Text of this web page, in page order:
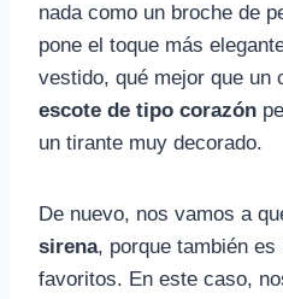
nada como un broche de
pone el toque más
vestido, qué mejor que un
escote de tipo corazón
un tirante muy decorado.
De nuevo, nos vamos a
sirena, porque también
favoritos. En este caso,